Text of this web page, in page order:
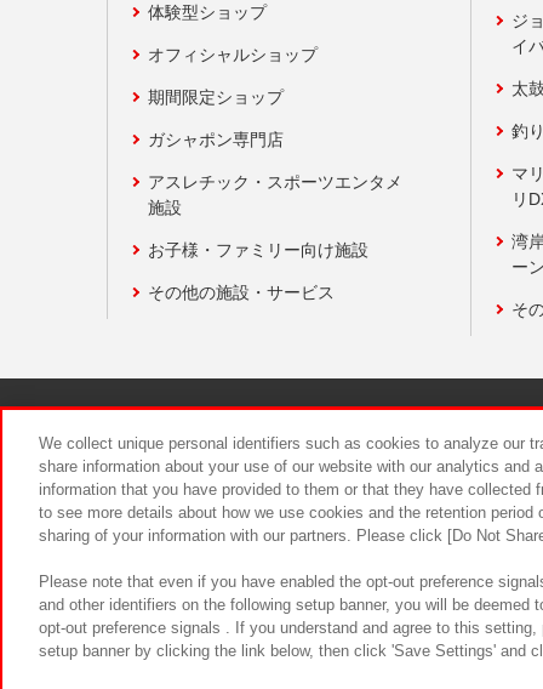
体験型ショップ
オフィシャルショップ
期間限定ショップ
ガシャポン専門店
アスレチック・スポーツエンタメ
施設
お子様・ファミリー向け施設
その他の施設・サービス
ジ
イ
太
釣
マ
リ
湾
ー
そ
食品のご
We collect unique personal identifiers such as cookies to analyze our
share information about your use of our website with our analytics and
information that you have provided to them or that they have
to see more details about how we use cookies and the retention
sharing of your information with our partners. Please click [Do Not
Please note that even if you have enabled the opt-out preference
and other identifiers on the following setup banner, you will be
opt-out preference signals . If you understand and agree to this
setup banner by clicking the link below, then click 'Save Settings' and